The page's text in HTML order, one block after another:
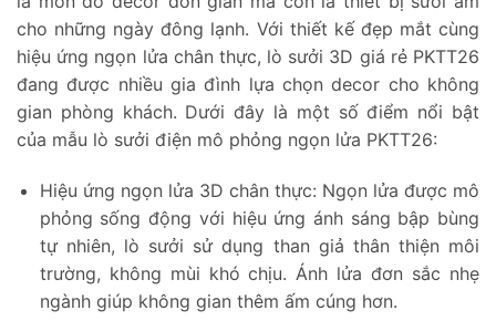
cho những ngày đông lạnh. Với thiết kế đẹp mắt cùng
hiệu ứng ngọn lửa chân thực, lò sưởi 3D giá rẻ PKTT26
đang được nhiều gia đình lựa chọn decor cho không
gian phòng khách. Dưới đây là một số điểm nổi bật
của mẫu lò sưởi điện mô phỏng ngọn lửa PKTT26:
Hiệu ứng ngọn lửa 3D chân thực: Ngọn lửa được mô
phỏng sống động với hiệu ứng ánh sáng bập bùng
tự nhiên, lò sưởi sử dụng than giả thân thiện môi
trường, không mùi khó chịu. Ánh lửa đơn sắc nhẹ
ngành giúp không gian thêm ấm cúng hơn.